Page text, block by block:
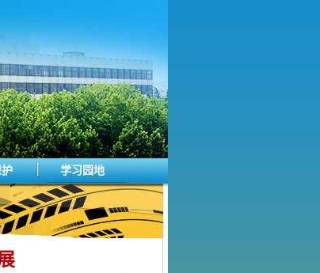
学习园地